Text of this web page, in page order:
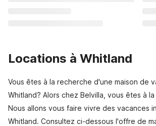
Locations à Whitland
Vous êtes à la recherche d'une maison de
Whitland? Alors chez Belvilla, vous êtes à
Nous allons vous faire vivre des vacances
Whitland. Consultez ci-dessous l'offre de